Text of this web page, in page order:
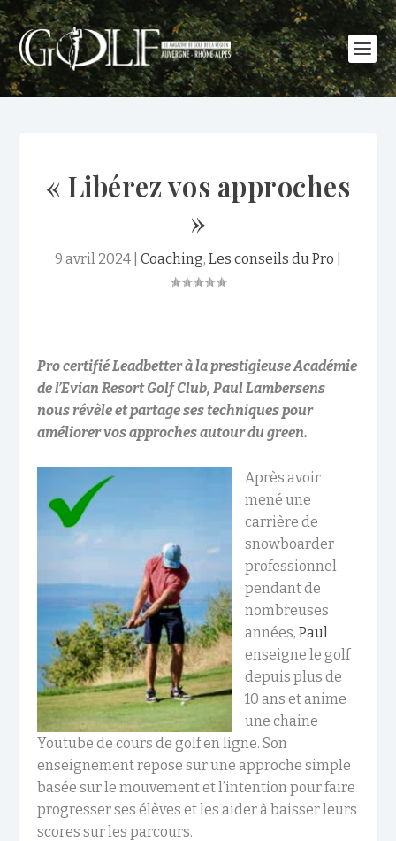
« Libérez vos approches
»
9 avril 2024 Coaching, Les conseils du Pro
Pro certifié Leadbetter à la prestigieuse Académie
de l’Evian Resort Golf Club, Paul Lambersens
nous révèle et partage ses techniques pour
améliorer vos approches autour du green.
Après avoir
mené une
carrière de
snowboarder
professionnel
pendant de
nombreuses
années,Paul
enseigne le golf
depuis plus de
10 ans et anime
une chaine
Youtube de cours de golf en ligne. Son
enseignement repose sur une approche simple
basée sur le mouvement et l’intention pour faire
progresser ses élèves et les aider à baisser leurs
scores sur les parcours.